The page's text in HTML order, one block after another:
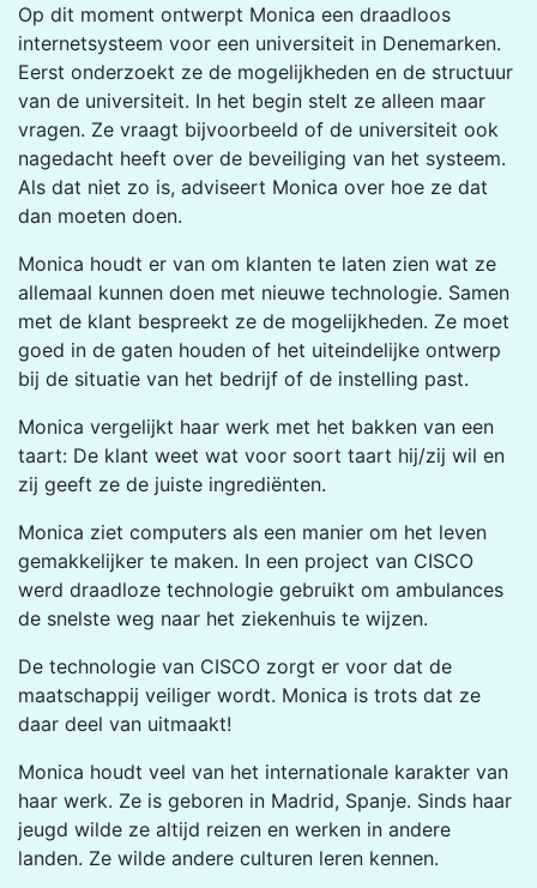
Op dit moment ontwerpt Monica een draadloos
internetsysteem voor een universiteit in Denemarken.
Eerst onderzoekt ze de mogelijkheden en de structuur
van de universiteit. In het begin stelt ze alleen maar
vragen. Ze vraagt bijvoorbeeld of de universiteit ook
nagedacht heeft over de beveiliging van het systeem.
Als dat niet zo is, adviseert Monica over hoe ze dat
dan moeten doen.
Monica houdt er van om klanten te laten zien wat ze
allemaal kunnen doen met nieuwe technologie. Samen
met de klant bespreekt ze de mogelijkheden. Ze moet
goed in de gaten houden of het uiteindelijke ontwerp
bij de situatie van het bedrijf of de instelling past.
Monica vergelijkt haar werk met het bakken van een
taart: De klant weet wat voor soort taart hij/zij wil en
zij geeft ze de juiste ingrediënten.
Monica ziet computers als een manier om het leven
gemakkelijker te maken. In een project van CISCO
werd draadloze technologie gebruikt om ambulances
de snelste weg naar het ziekenhuis te wijzen.
De technologie van CISCO zorgt er voor dat de
maatschappij veiliger wordt. Monica is trots dat ze
daar deel van uitmaakt!
Monica houdt veel van het internationale karakter van
haar werk. Ze is geboren in Madrid, Spanje. Sinds haar
jeugd wilde ze altijd reizen en werken in andere
landen. Ze wilde andere culturen leren kennen.